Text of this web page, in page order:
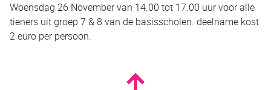
Woensdag 26 November van 14.00 tot 17.00 uur voor alle
tieners uit groep 7 & 8 van de basisscholen. deelname kost
2 euro per persoon.